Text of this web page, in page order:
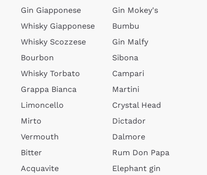
Gin Giapponese
Whisky Giapponese
Whisky Scozzese
Bourbon
Whisky Torbato
Grappa Bianca
Limoncello
Mirto
Vermouth
Bitter
Acquavite
Gin Mokey's
Bumbu
Gin Malfy
Sibona
Campari
Martini
Crystal Head
Dictador
Dalmore
Rum Don Papa
Elephant gin